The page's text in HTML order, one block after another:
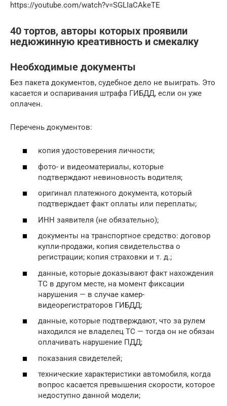
https://youtube.com/watch?v=SGLIaCAkeTE
40 тортов, авторы которых проявили
недюжинную креативность и смекалку
Необходимые документы
Без пакета документов, судебное дело не выиграть. Это
касается и оспаривания штрафа ГИБДД, если он уже
оплачен.
Перечень документов:
копия удостоверения личности;
фото- и видеоматериалы, которые
подтверждают невиновность водителя;
оригинал платежного документа, который
подтверждает факт оплаты или переплаты;
ИНН заявителя (не обязательно);
документы на транспортное средство: договор
купли-продажи, копия свидетельства о
регистрации; копия страховки и т. д.;
данные, которые доказывают факт нахождения
ТС в другом месте, на момент фиксации
нарушения — в случае камер-
видеорегистраторов ГИБДД;
данные, которые подтверждают, что за рулем
находился не владелец ТС — тогда он не обязан
оплачивать нарушение ПДД;
показания свидетелей;
технические характеристики автомобиля, когда
вопрос касается превышения скорости, которое
недоступно данной модели;